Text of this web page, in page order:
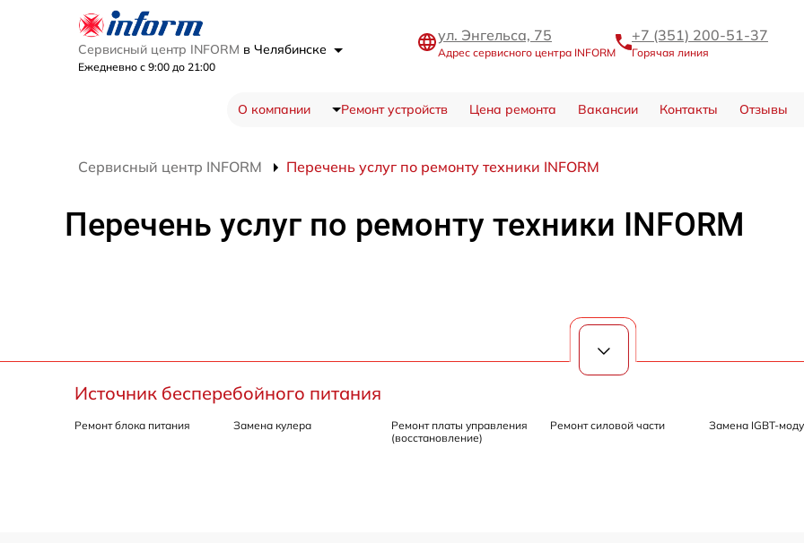
Сервисный центр INFORM в Челябинске
Ежедневно с 9:00 до 21:00
ул. Энгельса, 75
Адрес сервисного центра INFORM
+7 (351) 200-51-37
Горячая линия
О компании Ремонт устройств Цена ремонта Вакансии Контакты Отзывы
Сервисный центр INFORM Перечень услуг по ремонту техники INFORM
Перечень услуг по ремонту техники INFORM
Источник бесперебойного питания
Ремонт блока питания Замена кулера
Ремонт платы управления
(восстановление)
Ремонт силовой части Замена IGBT-